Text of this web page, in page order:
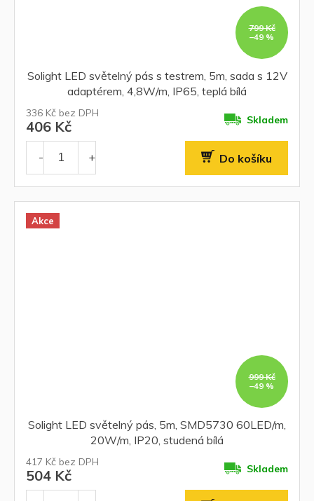
799 Kč
–49 %
Solight LED světelný pás s testrem, 5m, sada s 12V
adaptérem, 4,8W/m, IP65, teplá bílá
336 Kč bez DPH
406 Kč Skladem
Do košíku
Akce
999 Kč
–49 %
Solight LED světelný pás, 5m, SMD5730 60LED/m,
20W/m, IP20, studená bílá
417 Kč bez DPH
504 Kč Skladem